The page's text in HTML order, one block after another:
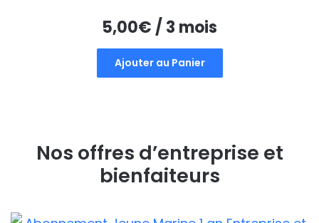
5,00€ / 3 mois
Ajouter au Panier
Nos offres d’entreprise et
bienfaiteurs